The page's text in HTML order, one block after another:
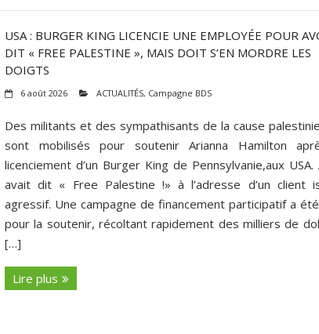
USA : BURGER KING LICENCIE UNE EMPLOYÉE POUR
DIT « FREE PALESTINE », MAIS DOIT S’EN MORDRE LES
DOIGTS
6 août 2026 ACTUALITÉS, Campagne BDS
Des militants et des sympathisants de la cause
sont mobilisés pour soutenir Arianna Hamilton
licenciement d’un Burger King de Pennsylvanie,aux USA.
avait dit « Free Palestine !» à l’adresse d’un client
agressif. Une campagne de financement participatif a
pour la soutenir, récoltant rapidement des milliers de
[…]
Lire plus